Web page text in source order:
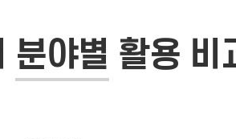
분야별 활용 비